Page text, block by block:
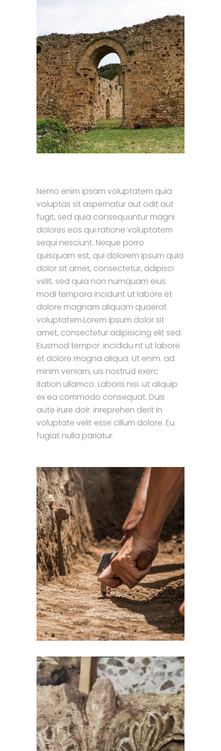
Nemo enim ipsam voluptatem quia
voluptas sit aspernatur aut odit aut
fugit, sed quia consequuntur magni
dolores eos qui ratione voluptatem
sequi nesciunt. Neque porro
quisquam est, qui dolorem ipsum quia
dolor sit amet, consectetur, adipisci
velit, sed quia non numquam eius
modi tempora incidunt ut labore et
dolore magnam aliquam quaerat
voluptatem.Lorem ipsum dolor sit
amet, consectetur adipisicing elit sed.
Eiusmod tempor. incididu nt ut labore
et dolore magna aliqua. Ut enim. ad
minim veniam, uis nostrud exerc
itation ullamco. Laboris nisi. ut aliquip
ex ea commodo consequat. Duis
aute irure dolr. inreprehen derit in
voluptate velit esse cillum dolore. Eu
fugiat nulla pariatur.